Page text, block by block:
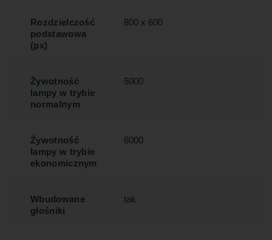
Rozdzielczość
podstawowa
(px)
800 x 600
Żywotność
lampy w trybie
normalnym
5000
Żywotność
lampy w trybie
ekonomicznym
6000
Wbudowane
głośniki
tak